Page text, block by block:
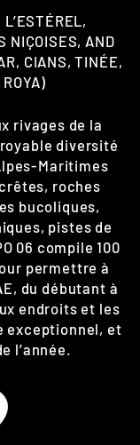
NIÇOISES, AND
CIANS, TINÉE,
rivages de la
diversité
Maritimes
roches
bucoliques,
pistes de
06 compile 100
permettre à
du débutant à
endroits et les
exceptionnel, et
l’année.